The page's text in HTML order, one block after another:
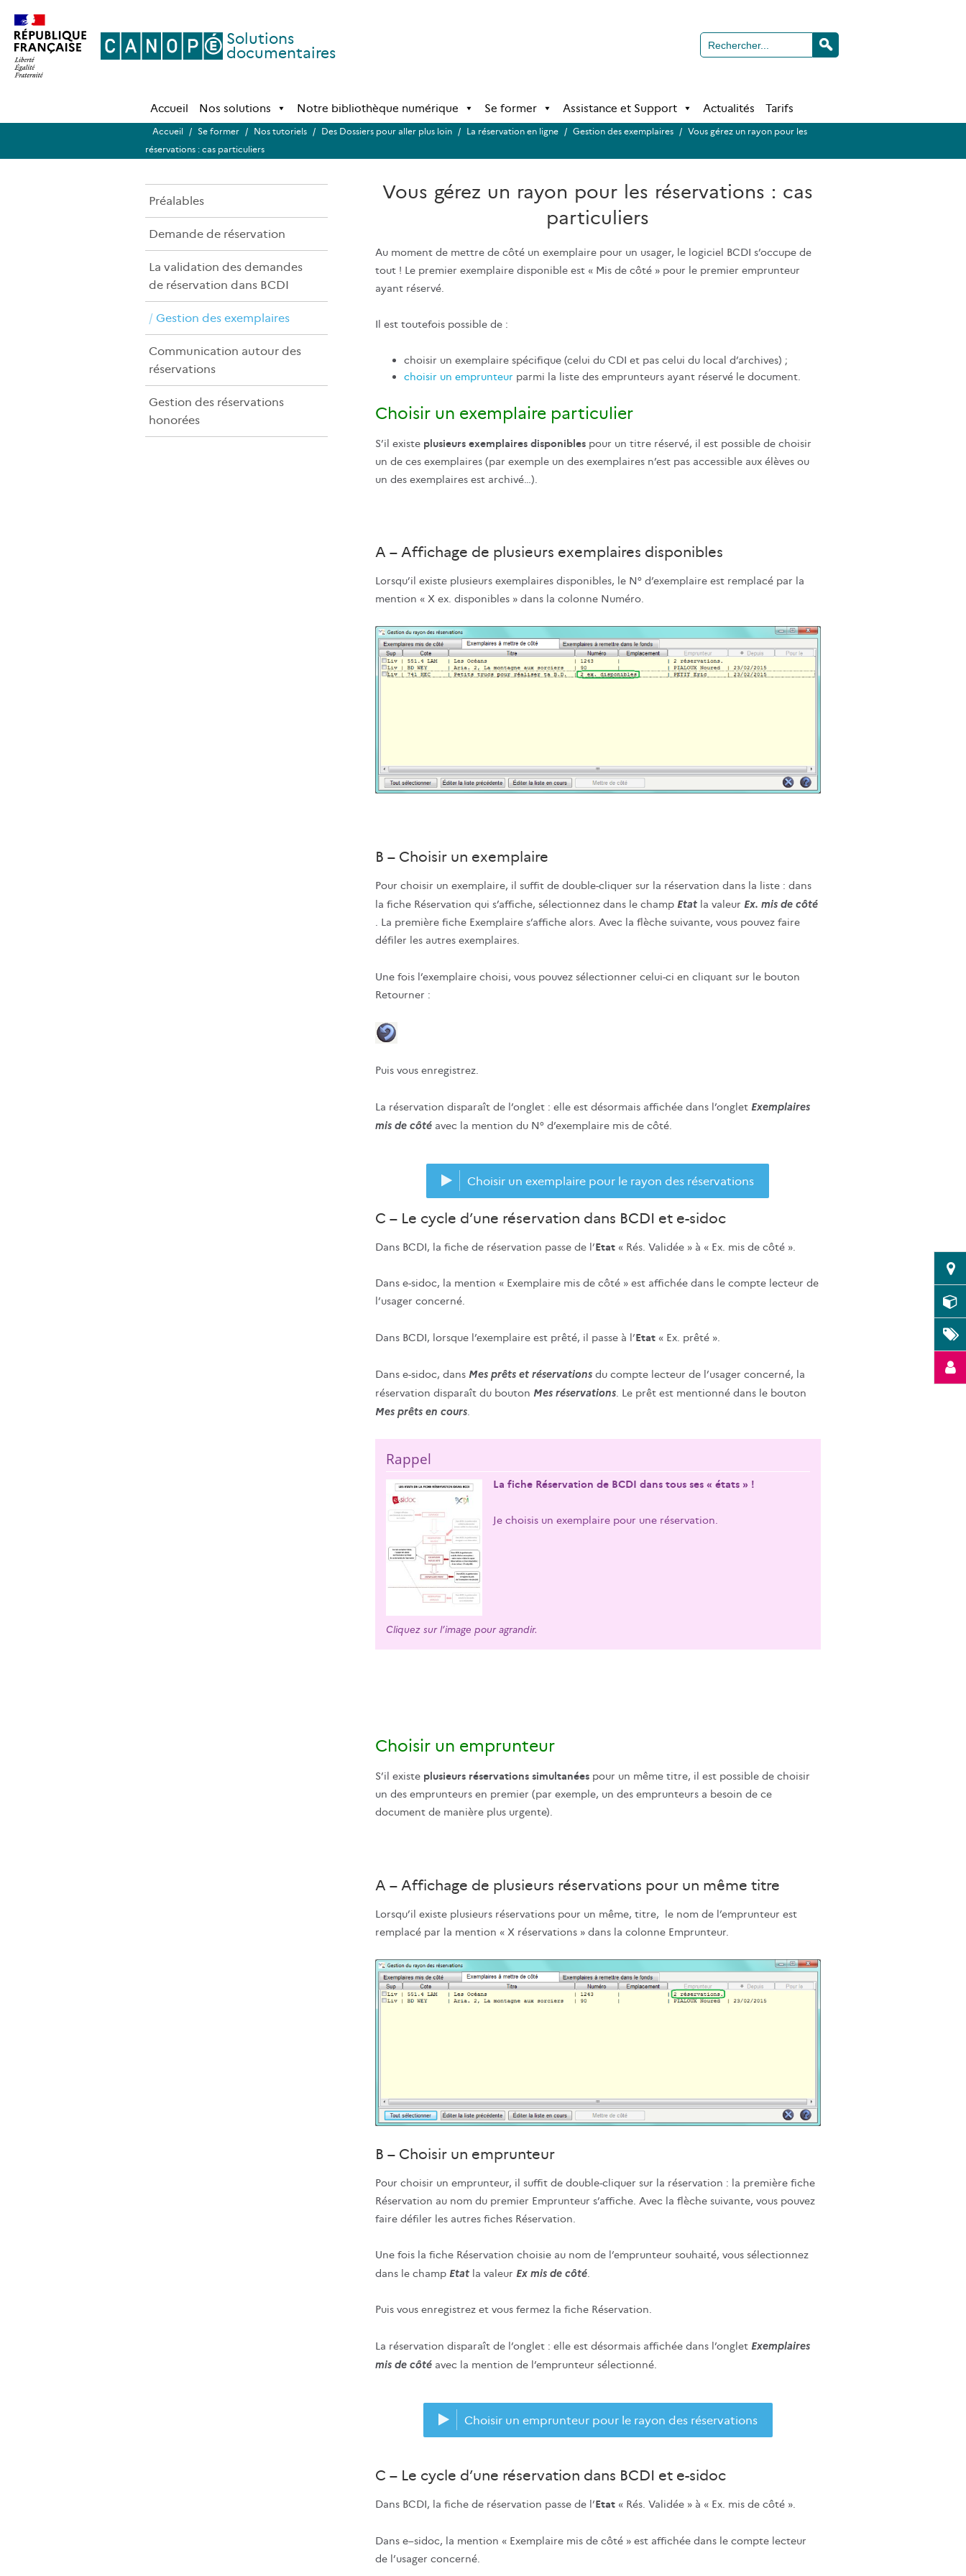
Solutions
documentaires
Accueil Nos solutions Notre bibliothèque numérique Se former Assistance et Support Actualités Tarifs
Accueil / Se former / Nos tutoriels / Des Dossiers pour aller plus loin / La réservation en ligne / Gestion des exemplaires / Vous gérez un rayon pour les
réservations : cas particuliers
Préalables
Demande de réservation
La validation des demandes
de réservation dans BCDI
Gestion des exemplaires
Communication autour des
réservations
Gestion des réservations
honorées
Vous gérez un rayon pour les réservations : cas
particuliers
Au moment de mettre de côté un exemplaire pour un usager, le logiciel BCDI s’occupe de
tout ! Le premier exemplaire disponible est « Mis de côté » pour le premier emprunteur
ayant réservé.
Il est toutefois possible de :
choisir un exemplaire spécifique (celui du CDI et pas celui du local d’archives) ;
choisir un emprunteur parmi la liste des emprunteurs ayant réservé le document.
Choisir un exemplaire particulier
S’il existe plusieurs exemplaires disponiblespour un titre réservé, il est possible de choisir
un de ces exemplaires (par exemple un des exemplaires n’est pas accessible aux élèves ou
un des exemplaires est archivé…).
A – Affichage de plusieurs exemplaires disponibles
Lorsqu’il existe plusieurs exemplaires disponibles, le N° d’exemplaire est remplacé par la
mention « X ex. disponibles » dans la colonne Numéro.
B – Choisir un exemplaire
Pour choisir un exemplaire, il suffit de double-cliquer sur la réservation dans la liste : dans
la fiche Réservation qui s’affiche, sélectionnez dans le champ Etat la valeur Ex. mis de côté
. La première fiche Exemplaire s’affiche alors. Avec la flèche suivante, vous pouvez faire
défiler les autres exemplaires.
Une fois l’exemplaire choisi, vous pouvez sélectionner celui-ci en cliquant sur le bouton
Retourner :
Puis vous enregistrez.
La réservation disparaît de l’onglet : elle est désormais affichée dans l’onglet Exemplaires
mis de côté avec la mention du N° d’exemplaire mis de côté.
Choisir un exemplaire pour le rayon des réservations
C – Le cycle d’une réservation dans BCDI et e-sidoc
Dans BCDI, la fiche de réservation passe de l’Etat« Rés. Validée » à « Ex. mis de côté ».
Dans e-sidoc, la mention « Exemplaire mis de côté » est affichée dans le compte lecteur de
l’usager concerné.
Dans BCDI, lorsque l’exemplaire est prêté, il passe à l’Etat« Ex. prêté ».
Dans e-sidoc, dans Mes prêts et réservationsdu compte lecteur de l’usager concerné, la
réservation disparaît du bouton Mes réservations. Le prêt est mentionné dans le bouton
Mes prêts en cours.
La fiche Réservation de BCDI dans tous ses « états » !
Je choisis un exemplaire pour une réservation.
Cliquez sur l’image pour agrandir.
Choisir un emprunteur
S’il existe plusieurs réservations simultanéespour un même titre, il est possible de choisir
un des emprunteurs en premier (par exemple, un des emprunteurs a besoin de ce
document de manière plus urgente).
A – Affichage de plusieurs réservations pour un même titre
Lorsqu’il existe plusieurs réservations pour un même, titre, le nom de l’emprunteur est
remplacé par la mention « X réservations » dans la colonne Emprunteur.
B – Choisir un emprunteur
Pour choisir un emprunteur, il suffit de double-cliquer sur la réservation : la première fiche
Réservation au nom du premier Emprunteur s’affiche. Avec la flèche suivante, vous pouvez
faire défiler les autres fiches Réservation.
Une fois la fiche Réservation choisie au nom de l’emprunteur souhaité, vous sélectionnez
dans le champ Etatla valeur Ex mis de côté.
Puis vous enregistrez et vous fermez la fiche Réservation.
La réservation disparaît de l’onglet : elle est désormais affichée dans l’onglet Exemplaires
mis de côté avec la mention de l’emprunteur sélectionné.
Choisir un emprunteur pour le rayon des réservations
C – Le cycle d’une réservation dans BCDI et e-sidoc
Dans BCDI, la fiche de réservation passe de l’Etat« Rés. Validée » à « Ex. mis de côté ».
Dans e–sidoc, la mention « Exemplaire mis de côté » est affichée dans le compte lecteur
de l’usager concerné.